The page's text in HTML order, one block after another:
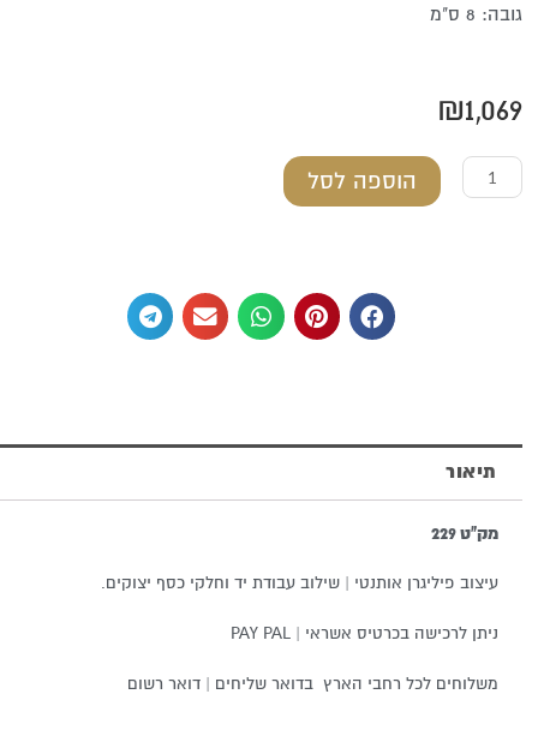
גובה: 8 ס"מ
₪1,069
הוספה לסל
תיאור
מק"ט 229
עיצוב פיליגרן אותנטי | שילוב עבודת יד וחלקי כסף יצוקים.
ניתן לרכישה בכרטיס אשראי | PAY PAL
משלוחים לכל רחבי הארץ בדואר שליחים | דואר רשום